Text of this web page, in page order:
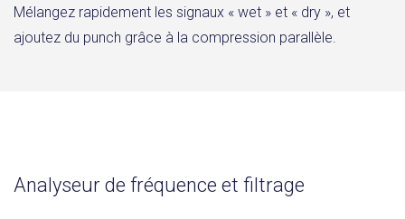
Mélangez rapidement les signaux « wet » et « dry », et
ajoutez du punch grâce à la compression parallèle.
Analyseur de fréquence et filtrage